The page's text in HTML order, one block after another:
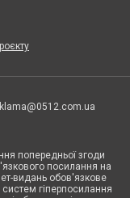
попередньої згоди
посилання на
видань обов'язкове
гіперпосилання